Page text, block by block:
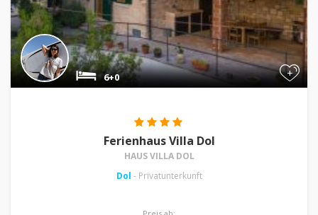
+
6+0
Ferienhaus Villa Dol
HAUS VILLA DOL
Dol - Privatunterkunft